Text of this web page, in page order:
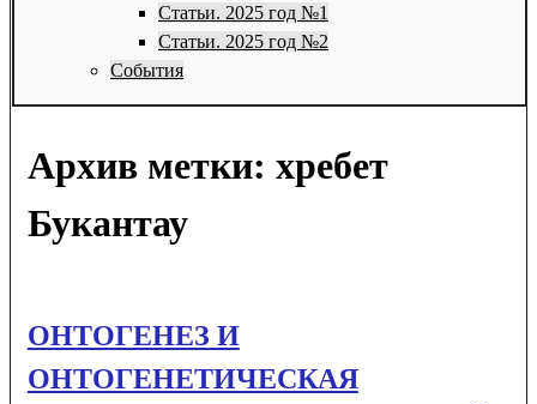
Статьи. 2025 год №1
Статьи. 2025 год №2
События
Архив метки: хребет
Букантау
ОНТОГЕНЕЗ И
ОНТОГЕНЕТИЧЕСКАЯ